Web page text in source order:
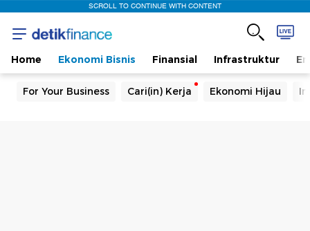
SCROLL TO CONTINUE WITH CONTENT
Home Ekonomi Bisnis Finansial Infrastruktur
For Your Business Cari(in) Kerja Ekonomi Hijau